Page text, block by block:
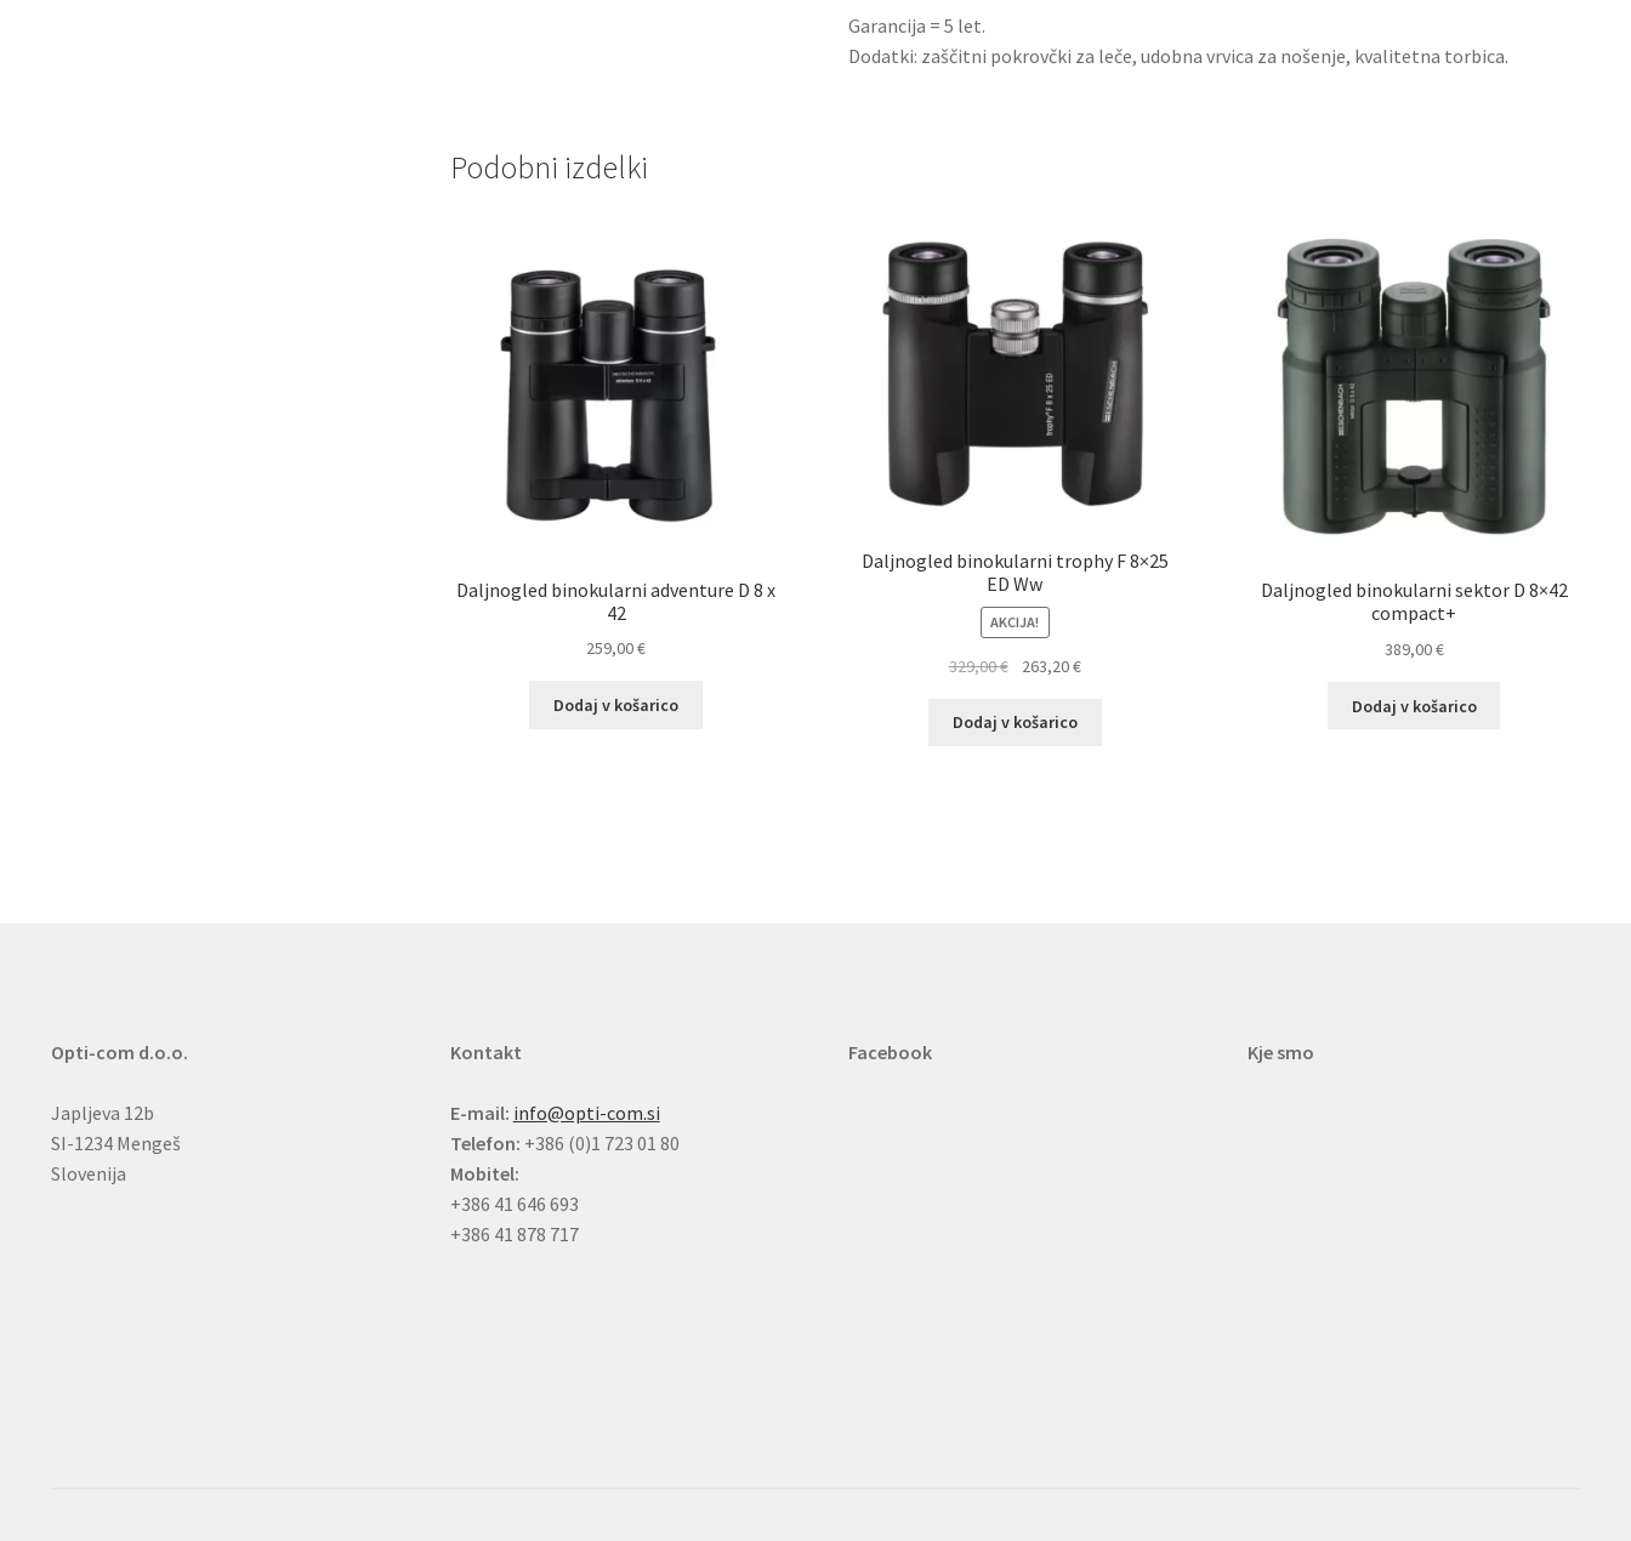
Garancija = 5 let.
Dodatki: zaščitni pokrovčki za leče, udobna vrvica za nošenje, kvalitetna torbica.
Podobni izdelki
Daljnogled binokularni adventure D 8 x
42
259,00€
Dodaj v košarico
Daljnogled binokularni trophy F 8×25
ED Ww
AKCIJA!
329,00€
Izvirna
je
263,20€Trenutna
Dodaj v košarico
Daljnogled binokularni sektor D 8×42
compact+
389,00€
Dodaj v košarico
Opti-com d.o.o.
Japljeva 12b
SI-1234 Mengeš
Slovenija
Kontakt
E-mail: info@opti-com.si
Telefon: +386 (0)1 723 01 80
Mobitel:
+386 41 646 693
+386 41 878 717
Facebook Kje smo